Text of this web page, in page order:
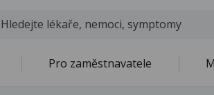
Pro zaměstnavatele